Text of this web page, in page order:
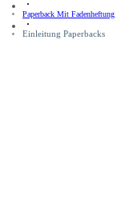
Paperback Mit Fadenheftung
Einleitung Paperbacks